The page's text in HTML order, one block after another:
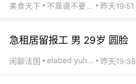
美食天下 不靠谱不要联系 昨天19:51
急租居留报工 男 29岁 圆脸
闲聊法国 elabed yuhua 昨天19:38